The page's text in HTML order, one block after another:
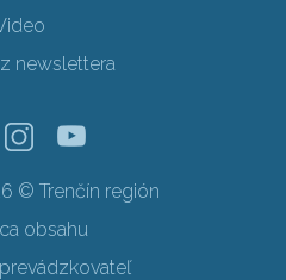
newslettera
© Trenčín región
obsahu